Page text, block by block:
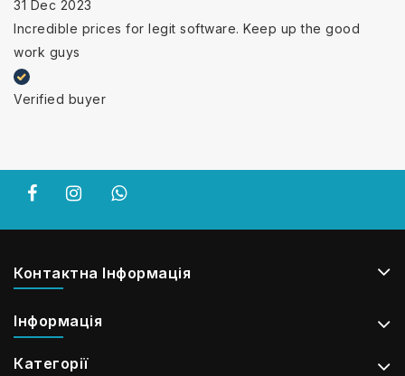
31 Dec 2023
Incredible prices for legit software. Keep up the good
work guys
Verified buyer
Контактна Інформація
Інформація
Категорії